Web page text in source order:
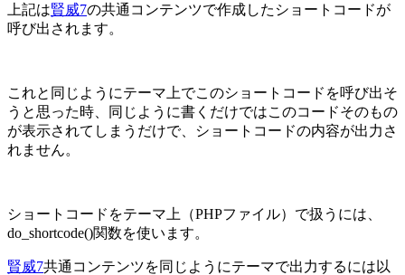
上記は賢威7の共通コンテンツで作成したショートコードが
呼び出されます。
これと同じようにテーマ上でこのショートコードを呼び出そ
うと思った時、同じように書くだけではこのコードそのもの
が表示されてしまうだけで、ショートコードの内容が出力さ
れません。
ショートコードをテーマ上（PHPファイル）で扱うには、
do_shortcode()関数を使います。
賢威7共通コンテンツを同じようにテーマで出力するには以